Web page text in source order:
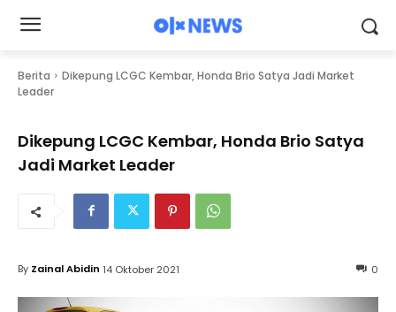
Berita
Dikepung LCGC Kembar, Honda Brio Satya Jadi Market
Leader
Dikepung LCGC Kembar, Honda Brio Satya
Jadi Market Leader
0
By Zainal Abidin 14 Oktober 2021